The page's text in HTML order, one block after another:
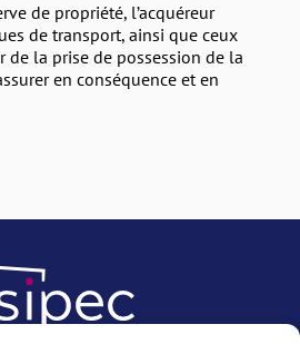
de propriété, l’acquéreur
de transport, ainsi que ceux
de la prise de possession de la
en conséquence et en